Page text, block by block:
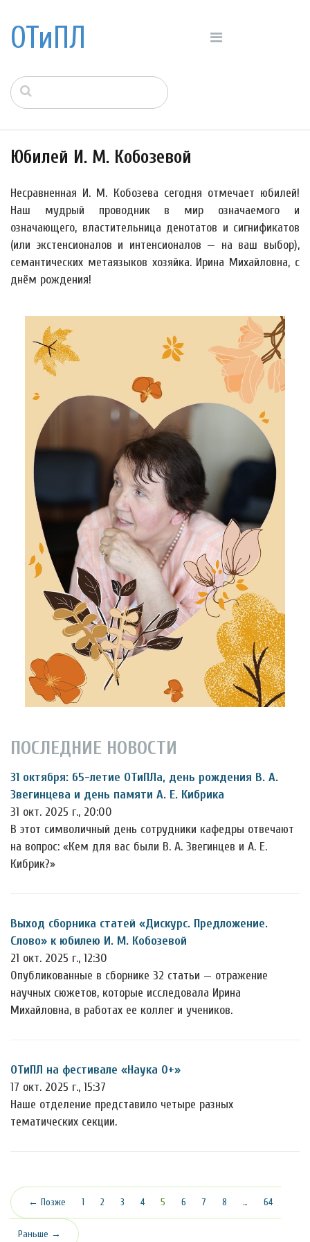
ОТиПЛ
Юбилей И. М. Кобозевой
Несравненная И. М. Кобозева сегодня отмечает юбилей!
Наш мудрый проводник в мир означаемого и
означающего, властительница денотатов и сигнификатов
(или экстенсионалов и интенсионалов — на ваш выбор),
семантических метаязыков хозяйка. Ирина Михайловна, с
днём рождения!
ПОСЛЕДНИЕ НОВОСТИ
31 октября: 65-летие ОТиПЛа, день рождения В. А.
Звегинцева и день памяти А. Е. Кибрика
31 окт. 2025 г., 20:00
В этот символичный день сотрудники кафедры отвечают
на вопрос: «Кем для вас были В. А. Звегинцев и А. Е.
Кибрик?»
Выход сборника статей «Дискурс. Предложение.
Слово» к юбилею И. М. Кобозевой
21 окт. 2025 г., 12:30
Опубликованные в сборнике 32 статьи — отражение
научных сюжетов, которые исследовала Ирина
Михайловна, в работах ее коллег и учеников.
ОТиПЛ на фестивале «Наука 0+»
17 окт. 2025 г., 15:37
Наше отделение представило четыре разных
тематических секции.
← Позже 1 2 3 4 5 (текущая)
6 7 8 … 64
Раньше →